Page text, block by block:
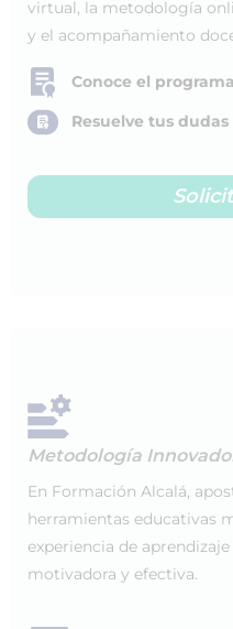
virtual, la metodología
y el acompañamiento
Conoce el
Resuelve tus
Metodología
En Formación Alcalá,
herramientas educativas
experiencia de
motivadora y efectiva.